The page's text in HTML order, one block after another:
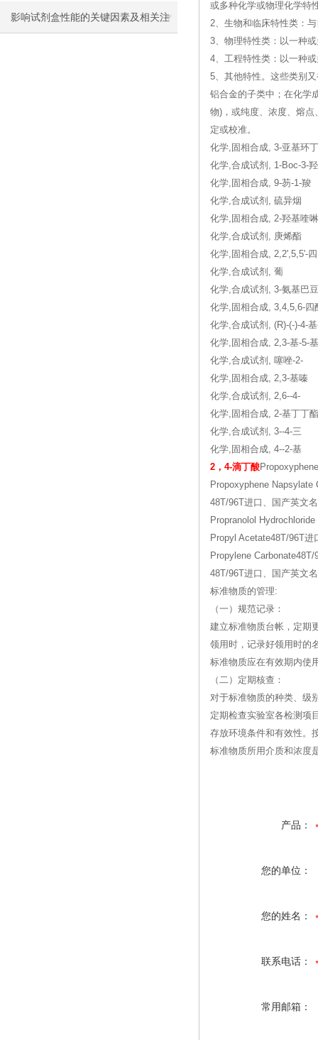
用
影响试剂盒性能的关键因素及相关注
或多种化学或物理化学特
2、生物和临床特性类：
3、物理特性类：以一种
4、工程特性类：以一种
5、其他特性。这些类别
铝合金的子类中；在化学
物)，或纯度、浓度、熔
定或校准。
化学,固相合成, 3-亚基环
化学,合成试剂, 1-Boc-3-
化学,固相合成, 9-芴-1-羧
化学,合成试剂, 硫异烟
化学,固相合成, 2-羟基喹
化学,合成试剂, 庚烯酯
化学,固相合成, 2,2',5,5'-四
化学,合成试剂, 葡
化学,合成试剂, 3-氨基巴
化学,固相合成, 3,4,5,6-四
化学,合成试剂, (R)-(-)-4-
化学,固相合成, 2,3-基-5-
化学,合成试剂, 噻唑-2-
化学,固相合成, 2,3-基嗪
化学,合成试剂, 2,6--4-
化学,固相合成, 2-基丁丁酯
化学,合成试剂, 3--4-三
化学,固相合成, 4--2-基
2，4-滴丁酸
Propoxyphene Napsylate
48T/96T进口、国产英文
Propranolol
Propyl Acetate48T/96T
Propylene
48T/96T进口、国产英文
标准物质的管理:
（一）规范记录：
建立标准物质台帐，定期
领用时，记录好领用时的
标准物质应在有效期内使
（二）定期核查：
对于标准物质的种类、级
定期检查实验室各检测项
存放环境条件和有效性。
标准物质所用介质和浓度
产品：
您的单位：
您的姓名：
联系电话：
常用邮箱：